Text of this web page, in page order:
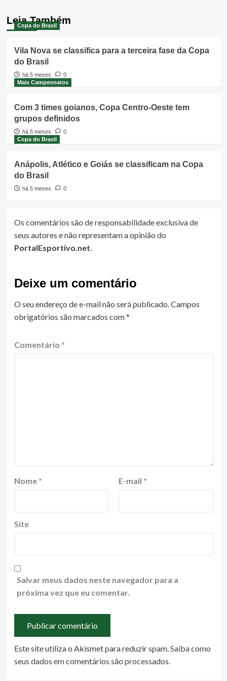
Leia Também
Copa do Brasil
Vila Nova se classifica para a terceira fase da Copa
do Brasil
há 5 meses
0
Mais Campeonatos
Com 3 times goianos, Copa Centro-Oeste tem
grupos definidos
há 5 meses
0
Copa do Brasil
Anápolis, Atlético e Goiás se classificam na Copa
do Brasil
há 5 meses 0
Os comentários são de responsabilidade exclusiva de
seus autores e não representam a opinião do
PortalEsportivo.net.
Deixe um comentário
O seu endereço de e-mail não será publicado.Campos
obrigatórios são marcados com*
Comentário *
Nome * E-mail *
Site
Salvar meus dados neste navegador para a
próxima vez que eu comentar.
Este site utiliza o Akismet para reduzir spam.Saiba como
seus dados em comentários são processados.